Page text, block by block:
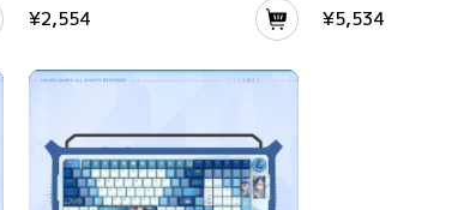
¥2,554 ¥5,534